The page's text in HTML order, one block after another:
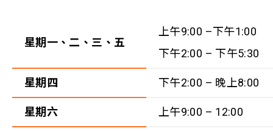
星期一、二、三、五
上午9:00 –下午1:00
下午2:00 – 下午5:30
星期四 下午2:00 – 晚上8:00
星期六 上午9:00 – 12:00